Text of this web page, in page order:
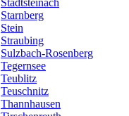
Stadtsteinach
Starnberg
Stein
Straubing
Sulzbach-Rosenberg
Tegernsee
Teublitz
Teuschnitz
Thannhausen